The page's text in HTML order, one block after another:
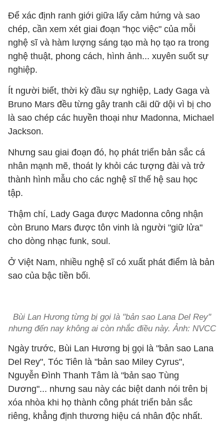
Để xác định ranh giới giữa lấy cảm hứng và sao
chép, cần xem xét giai đoạn "học việc" của mỗi
nghệ sĩ và hàm lượng sáng tạo mà họ tạo ra trong
nghệ thuật, phong cách, hình ảnh... xuyên suốt sự
nghiệp.
Ít người biết, thời kỳ đầu sự nghiệp, Lady Gaga và
Bruno Mars đều từng gây tranh cãi dữ dội vì bị cho
là sao chép các huyền thoại như Madonna, Michael
Jackson.
Nhưng sau giai đoạn đó, họ phát triển bản sắc cá
nhân mạnh mẽ, thoát ly khỏi các tượng đài và trở
thành hình mẫu cho các nghệ sĩ thế hệ sau học
tập.
Thậm chí, Lady Gaga được Madonna công nhận
còn Bruno Mars được tôn vinh là người "giữ lửa"
cho dòng nhạc funk, soul.
Ở Việt Nam, nhiều nghệ sĩ có xuất phát điểm là bản
sao của bậc tiền bối.
Bùi Lan Hương từng bị gọi là "bản sao Lana Del Rey"
nhưng đến nay không ai còn nhắc điều này. Ảnh: NVCC
Ngày trước, Bùi Lan Hương bị gọi là "bản sao Lana
Del Rey", Tóc Tiên là "bản sao Miley Cyrus",
Nguyễn Đình Thanh Tâm là "bản sao Tùng
Dương"... nhưng sau này các biệt danh nói trên bị
xóa nhòa khi họ thành công phát triển bản sắc
riêng, khẳng định thương hiệu cá nhân độc nhất.